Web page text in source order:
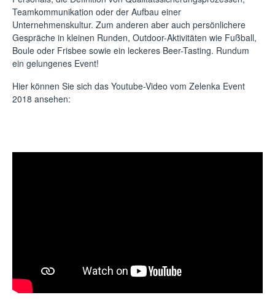
Teamkommunikation oder der Aufbau einer
Unternehmenskultur. Zum anderen aber auch persönlichere
Gespräche in kleinen Runden, Outdoor-Aktivitäten wie Fußball,
Boule oder Frisbee sowie ein leckeres Beer-Tasting. Rundum
ein gelungenes Event!
Hier können Sie sich das Youtube-Video vom Zelenka Event
2018 ansehen: